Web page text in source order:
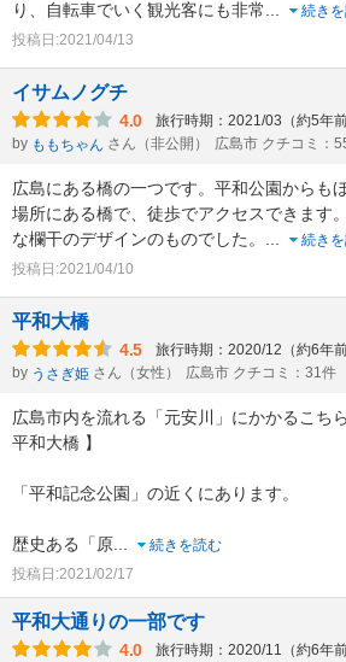
り、自転車でいく観光客にも非常...
続き
投稿日:2021/04/13
イサムノグチ
4.0 旅行時期：2021/03（約5年前
by ももちゃん さん（非公開） 広島市 クチコミ：
広島にある橋の一つです。平和公園からも
場所にある橋で、徒歩でアクセスできます
な欄干のデザインのものでした。 ...
続き
投稿日:2021/04/10
平和大橋
4.5 旅行時期：2020/12（約6年前
by うさぎ姫 さん（女性） 広島市 クチコミ：31件
広島市内を流れる「元安川」にかかるこち
平和大橋 】
「平和記念公園」の近くにあります。
歴史ある「原...
続きを読む
投稿日:2021/02/17
平和大通りの一部です
4.0 旅行時期：2020/11（約6年前